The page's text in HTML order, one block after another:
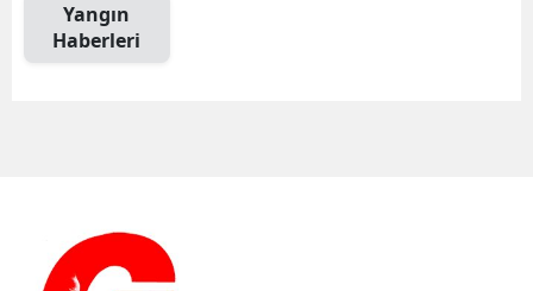
Yangın
Haberleri